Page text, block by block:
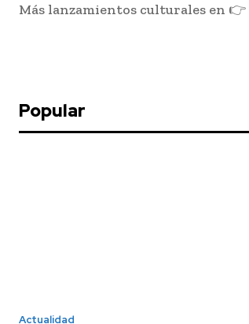
Más lanzamientos culturales en 👉
Popular
Actualidad